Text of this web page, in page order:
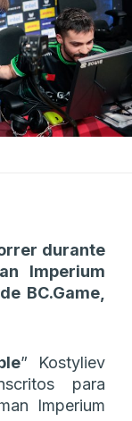
durante
Imperium
BC.Game,
” Kostyliev
para
Imperium